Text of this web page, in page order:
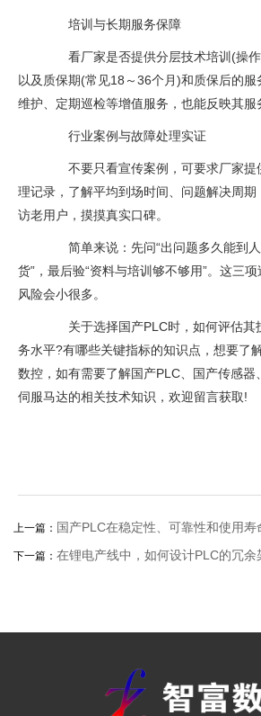
培训与长期服务保障
看厂家是否提供分层技术培训(操作
以及质保期(常见18～36个月)和质保后的
维护、定期巡检等增值服务，也能反映其服
行业案例与故障处理实证
不要只看宣传案例，可要求厂家提
理记录，了解平均到场时间、问题解决周
访老用户，摸摸真实口碑。
简单来说：先问“出问题多久能到人
货”，最后验“资料与培训够不够用”。这三
风险会小很多。
关于选择国产PLC时，如何评估其
务水平?有哪些关键指标的知识点，想要了
数控，如有需要了解国产PLC、国产传感器
伺服马达的相关技术知识，欢迎留言获取!
上一篇： 国产PLC在稳定性、可靠性和使用寿命方面与
下一篇： 在锂电产线中，如何设计PLC的冗余架构